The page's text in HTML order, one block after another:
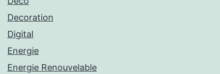
Decoration
Digital
Energie
Energie Renouvelable